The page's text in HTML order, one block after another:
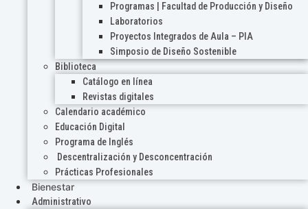
Programas | Facultad de Producción y Diseño
Laboratorios
Proyectos Integrados de Aula – PIA
Simposio de Diseño Sostenible
Biblioteca
Catálogo en línea
Revistas digitales
Calendario académico
Educación Digital
Programa de Inglés
Descentralización y Desconcentración
Prácticas Profesionales
Bienestar
Administrativo